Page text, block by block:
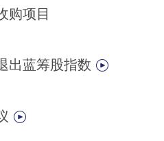
购项目
出蓝筹股指数